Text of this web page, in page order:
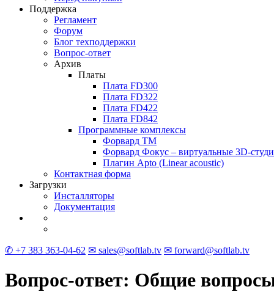
Поддержка
Регламент
Форум
Блог техподдержки
Вопрос-ответ
Архив
Платы
Плата FD300
Плата FD322
Плата FD422
Плата FD842
Программные комплексы
Форвард ТМ
Форвард Фокус – виртуальные 3D-
Плагин Apto (Linear acoustic)
Контактная форма
Загрузки
Инсталляторы
Документация
✆ +7 383 363-04-62 ✉ sales@softlab.tv ✉ forward@softlab.tv
Вопрос-ответ: Общие